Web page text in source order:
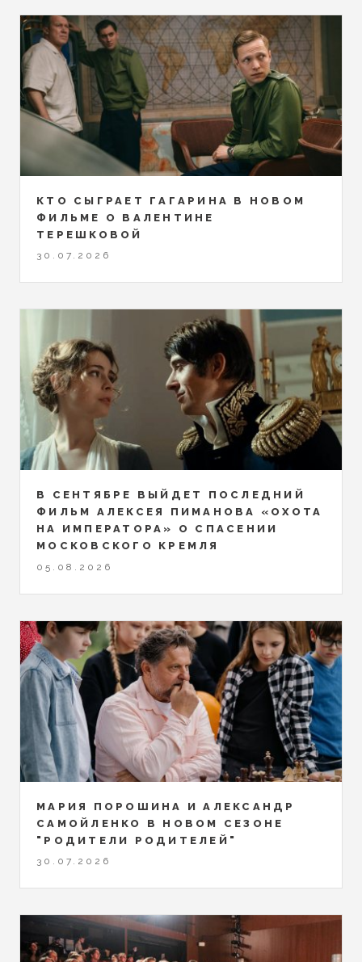
КТО СЫГРАЕТ ГАГАРИНА В НОВОМ
ФИЛЬМЕ О ВАЛЕНТИНЕ
ТЕРЕШКОВОЙ
30.07.2026
В СЕНТЯБРЕ ВЫЙДЕТ ПОСЛЕДНИЙ
ФИЛЬМ АЛЕКСЕЯ ПИМАНОВА «ОХОТА
НА ИМПЕРАТОРА» О СПАСЕНИИ
МОСКОВСКОГО КРЕМЛЯ
05.08.2026
МАРИЯ ПОРОШИНА И АЛЕКСАНДР
САМОЙЛЕНКО В НОВОМ СЕЗОНЕ
"РОДИТЕЛИ РОДИТЕЛЕЙ"
30.07.2026